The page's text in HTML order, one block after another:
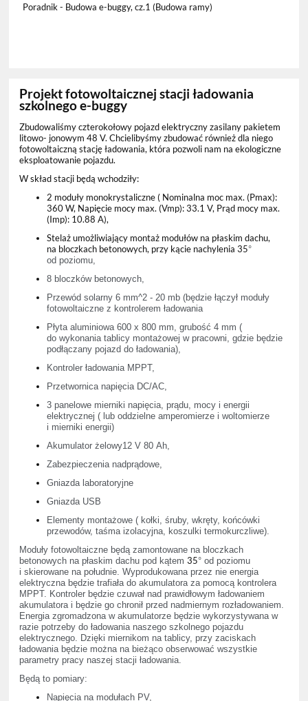
Poradnik - Budowa e-buggy, cz.1 (Budowa ramy)
Projekt fotowoltaicznej stacji ładowania
szkolnego e-buggy
Zbudowaliśmy czterokołowy pojazd elektryczny zasilany pakietem
litowo- jonowym 48 V. Chcielibyśmy zbudować również dla niego
fotowoltaiczną stację ładowania, która pozwoli nam na ekologiczne
eksploatowanie pojazdu.
W skład stacji będą wchodziły:
2 moduły monokrystaliczne ( Nominalna moc max. (Pmax):
360 W, Napięcie mocy max. (Vmp): 33.1 V, Prąd mocy max.
(Imp): 10.88 A),
Stelaż umożliwiający montaż modułów na płaskim dachu,
na bloczkach betonowych, przy kącie nachylenia 35°
od poziomu,
8 bloczków betonowych,
Przewód solarny 6 mm^2 - 20 mb (będzie łączył moduły
fotowoltaiczne z kontrolerem ładowania
Płyta aluminiowa 600 x 800 mm, grubość 4 mm (
do wykonania tablicy montażowej w pracowni, gdzie będzie
podłączany pojazd do ładowania),
Kontroler ładowania MPPT,
Przetwornica napięcia DC/AC,
3 panelowe mierniki napięcia, prądu, mocy i energii
elektrycznej ( lub oddzielne amperomierze i woltomierze
i mierniki energii)
Akumulator żelowy12 V 80 Ah,
Zabezpieczenia nadprądowe,
Gniazda laboratoryjne
Gniazda USB
Elementy montażowe ( kołki, śruby, wkręty, końcówki
przewodów, taśma izolacyjna, koszulki termokurczliwe).
Moduły fotowoltaiczne będą zamontowane na bloczkach
betonowych na płaskim dachu pod kątem35° od poziomu
i skierowane na południe. Wyprodukowana przez nie energia
elektryczna będzie trafiała do akumulatora za pomocą kontrolera
MPPT. Kontroler będzie czuwał nad prawidłowym ładowaniem
akumulatora i będzie go chronił przed nadmiernym rozładowaniem.
Energia zgromadzona w akumulatorze będzie wykorzystywana w
razie potrzeby do ładowania naszego szkolnego pojazdu
elektrycznego. Dzięki miernikom na tablicy, przy zaciskach
ładowania będzie można na bieżąco obserwować wszystkie
parametry pracy naszej stacji ładowania.
Będą to pomiary:
Napięcia na modułach PV,